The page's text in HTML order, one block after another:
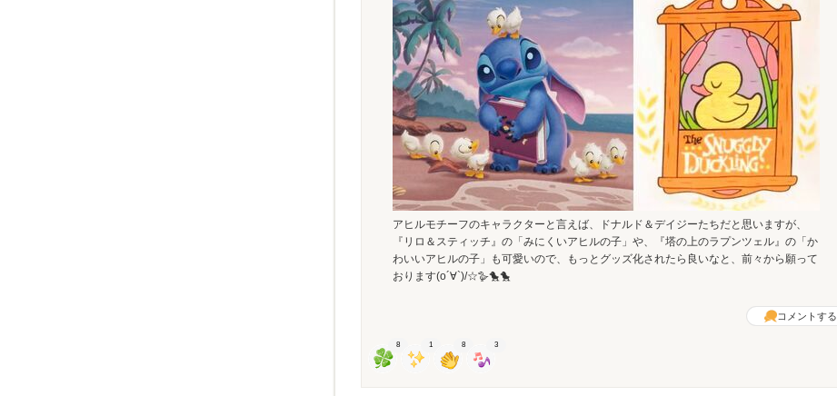
アヒルモチーフのキャラクターと言えば、ドナルド＆デイジーたちだと思いますが、
『リロ＆スティッチ』の「みにくいアヒルの子」や、『塔の上のラプンツェル』の「か
わいいアヒルの子」も可愛いので、もっとグッズ化されたら良いなと、前々から願って
おります(o´∀`)/☆🪿🐤🐤
コメントする
8 1 8 3